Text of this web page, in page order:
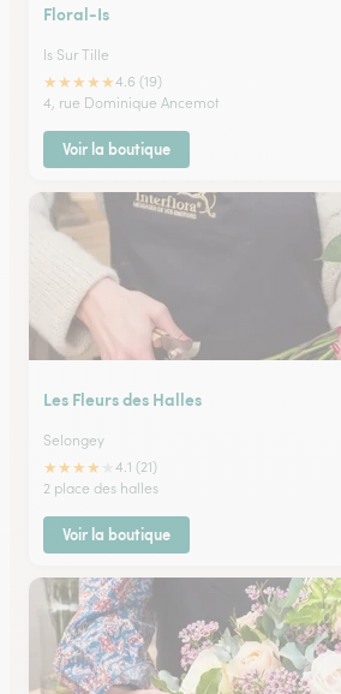
Floral-Is
Is Sur Tille
★★★★★4.6 (19)
4, rue Dominique Ancemot
Voir la boutique
Les Fleurs des Halles
Selongey
★★★★
4.1 (21)
2 place des halles
Voir la boutique